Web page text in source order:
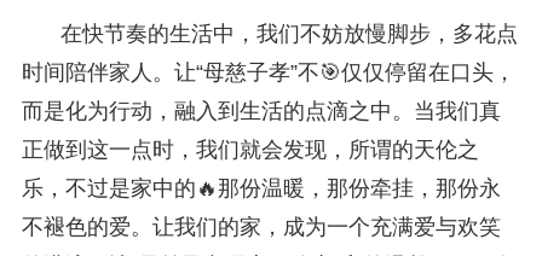
在快节奏的生活中，我们不妨放慢脚步，多花点
时间陪伴家人。让“母慈子孝”不🎯仅仅停留在口头，
而是化为行动，融入到生活的点滴之中。当我们真
正做到这一点时，我们就会发现，所谓的天伦之
乐，不过是家中的🔥那份温暖，那份牵挂，那份永
不褪色的爱。让我们的家，成为一个充满爱与欢笑